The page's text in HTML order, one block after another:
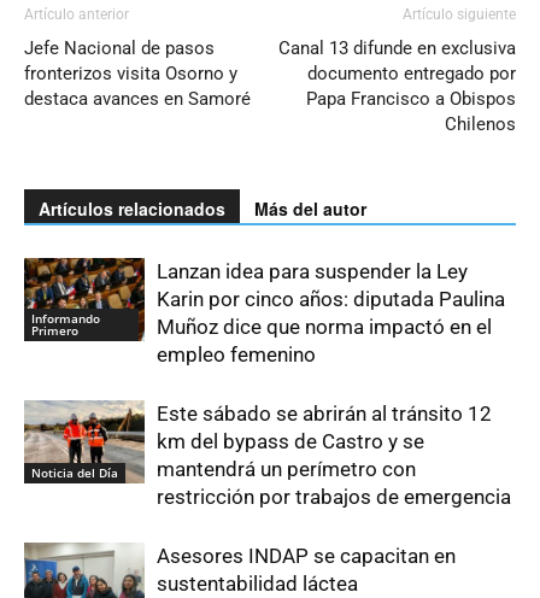
Artículo anterior
Jefe Nacional de pasos
fronterizos visita Osorno y
destaca avances en Samoré
Artículo siguiente
Canal 13 difunde en exclusiva
documento entregado por
Papa Francisco a Obispos
Chilenos
Artículos relacionados Más del autor
Informando
Primero
Lanzan idea para suspender la Ley
Karin por cinco años: diputada Paulina
Muñoz dice que norma impactó en el
empleo femenino
Noticia del Día
Este sábado se abrirán al tránsito 12
km del bypass de Castro y se
mantendrá un perímetro con
restricción por trabajos de emergencia
Asesores INDAP se capacitan en
sustentabilidad láctea